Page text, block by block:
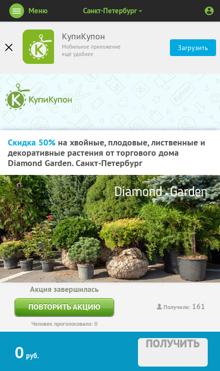
КупиКупон
Мобильное приложение
ещё удобнее
Загрузить
Меню Санкт-Петербург
Скидка 50% на хвойные, плодовые, лиственные и
декоративные растения от торгового дома
Diamond Garden. Санкт-Петербург
Получили: 161
Акция завершилась
ПОВТОРИТЬ АКЦИЮ
Человек проголосовало: 0
0 руб.
ПОЛУЧИТЬ